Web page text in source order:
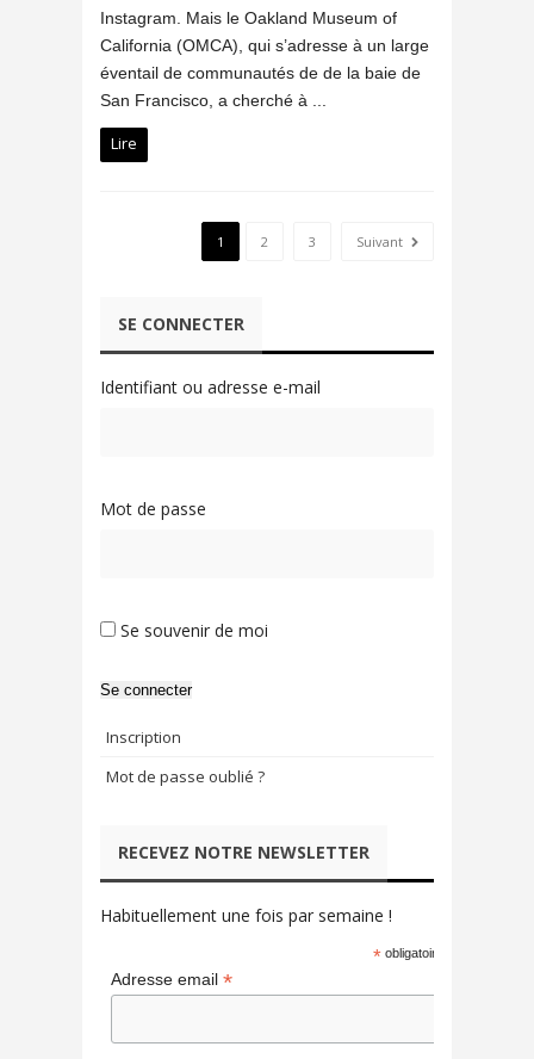
Instagram. Mais le Oakland Museum of
California (OMCA), qui s’adresse à un large
éventail de communautés de de la baie de
San Francisco, a cherché à ...
Lire
1 2 3 Suivant
SE CONNECTER
Identifiant ou adresse e-mail
Mot de passe
Se souvenir de moi
Se connecter
Inscription
Mot de passe oublié ?
RECEVEZ NOTRE NEWSLETTER
Habituellement une fois par semaine !
* obligatoire
Adresse email *